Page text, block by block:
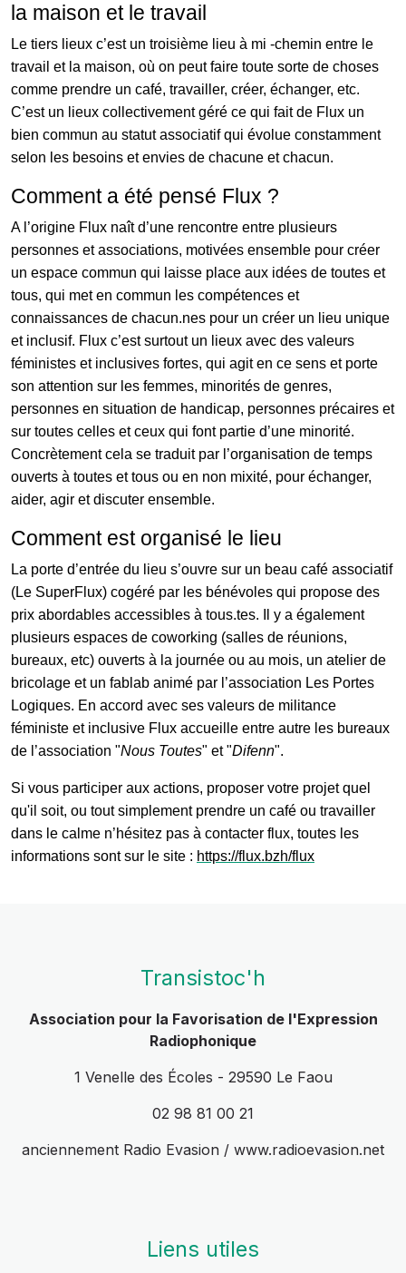
la maison et le travail
Le tiers lieux c’est un troisième lieu à mi -chemin entre le
travail et la maison, où on peut faire toute sorte de choses
comme prendre un café, travailler, créer, échanger, etc.
C’est un lieux collectivement géré ce qui fait de Flux un
bien commun au statut associatif qui évolue constamment
selon les besoins et envies de chacune et chacun.
Comment a été pensé Flux ?
A l’origine Flux naît d’une rencontre entre plusieurs
personnes et associations, motivées ensemble pour créer
un espace commun qui laisse place aux idées de toutes et
tous, qui met en commun les compétences et
connaissances de chacun.nes pour un créer un lieu unique
et inclusif. Flux c’est surtout un lieux avec des valeurs
féministes et inclusives fortes, qui agit en ce sens et porte
son attention sur les femmes, minorités de genres,
personnes en situation de handicap, personnes précaires et
sur toutes celles et ceux qui font partie d’une minorité.
Concrètement cela se traduit par l’organisation de temps
ouverts à toutes et tous ou en non mixité, pour échanger,
aider, agir et discuter ensemble.
Comment est organisé le lieu
La porte d’entrée du lieu s’ouvre sur un beau café associatif
(Le SuperFlux) cogéré par les bénévoles qui propose des
prix abordables accessibles à tous.tes. Il y a également
plusieurs espaces de coworking (salles de réunions,
bureaux, etc) ouverts à la journée ou au mois, un atelier de
bricolage et un fablab animé par l’association Les Portes
Logiques. En accord avec ses valeurs de militance
féministe et inclusive Flux accueille entre autre les bureaux
de l’association "Nous Toutes" et "Difenn".
Si vous participer aux actions, proposer votre projet quel
qu'il soit, ou tout simplement prendre un café ou travailler
dans le calme n’hésitez pas à contacter flux, toutes les
informations sont sur le site : https://flux.bzh/flux
Transistoc'h
Association pour la Favorisation de l'Expression
Radiophonique
1 Venelle des Écoles - 29590 Le Faou
02 98 81 00 21
anciennement Radio Evasion / www.radioevasion.net
Liens utiles